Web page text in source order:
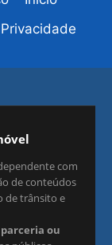
com
de conteúdos
de trânsito e
ou